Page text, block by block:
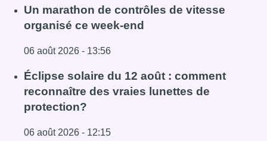
Un marathon de contrôles de vitesse
organisé ce week-end
06 août 2026 - 13:56
Lire l'article Un marathon de contrôles de vitesse
Éclipse solaire du 12 août : comment
reconnaître des vraies lunettes de
protection?
06 août 2026 - 12:15